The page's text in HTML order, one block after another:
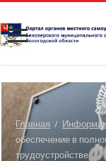
Главная /
обеспечение в
трудоустройстве